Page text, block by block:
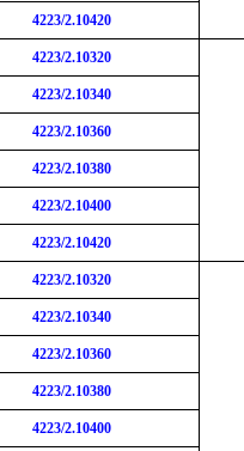
4223/2.10420
4223/2.10320
4223/2.10340
4223/2.10360
4223/2.10380
4223/2.10400
4223/2.10420
4223/2.10320
4223/2.10340
4223/2.10360
4223/2.10380
4223/2.10400